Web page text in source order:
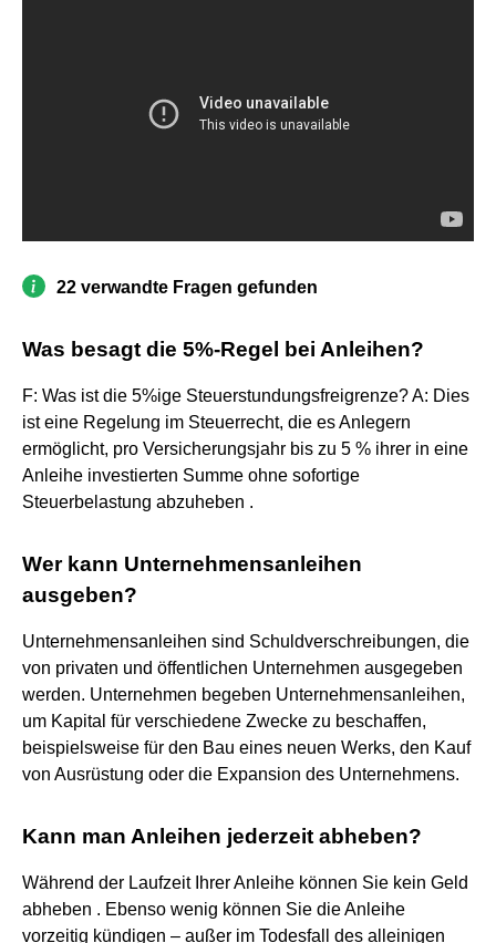
22 verwandte Fragen gefunden
Was besagt die 5%-Regel bei Anleihen?
F: Was ist die 5%ige Steuerstundungsfreigrenze? A: Dies
ist eine Regelung im Steuerrecht, die es Anlegern
ermöglicht, pro Versicherungsjahr bis zu 5 % ihrer in eine
Anleihe investierten Summe ohne sofortige
Steuerbelastung abzuheben .
Wer kann Unternehmensanleihen
ausgeben?
Unternehmensanleihen sind Schuldverschreibungen, die
von privaten und öffentlichen Unternehmen ausgegeben
werden. Unternehmen begeben Unternehmensanleihen,
um Kapital für verschiedene Zwecke zu beschaffen,
beispielsweise für den Bau eines neuen Werks, den Kauf
von Ausrüstung oder die Expansion des Unternehmens.
Kann man Anleihen jederzeit abheben?
Während der Laufzeit Ihrer Anleihe können Sie kein Geld
abheben . Ebenso wenig können Sie die Anleihe
vorzeitig kündigen – außer im Todesfall des alleinigen